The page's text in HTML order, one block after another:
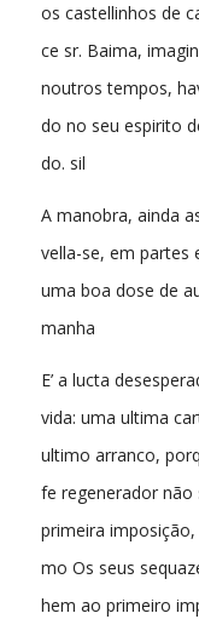
os castellinhos de
ce sr. Baima,
noutros tempos,
do no seu espirito
do. sil
A manobra, ainda
vella-se, em partes
uma boa dose de
manha
E’ a lucta
vida: uma ultima
ultimo arranco,
fe regenerador não
primeira
mo Os seus
hem ao primeiro